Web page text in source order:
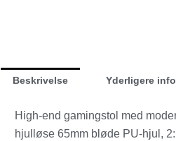
Beskrivelse Yderligere
High-end gamingstol med
hjulløse 65mm bløde PU-hjul,